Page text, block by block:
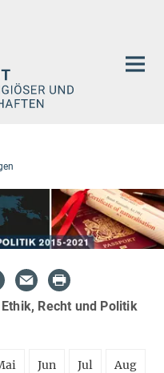
Recht und Politik
Jun Jul Aug